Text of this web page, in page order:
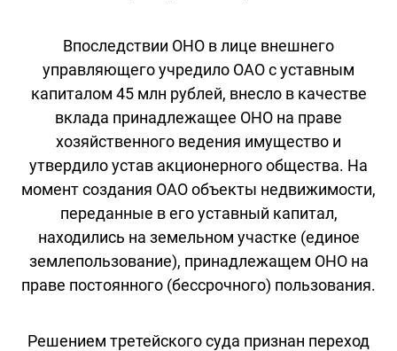
Впоследствии ОНО в лице внешнего
управляющего учредило ОАО с уставным
капиталом 45 млн рублей, внесло в качестве
вклада принадлежащее ОНО на праве
хозяйственного ведения имущество и
утвердило устав акционерного общества. На
момент создания ОАО объекты недвижимости,
переданные в его уставный капитал,
находились на земельном участке (единое
землепользование), принадлежащем ОНО на
праве постоянного (бессрочного) пользования.
Решением третейского суда признан переход